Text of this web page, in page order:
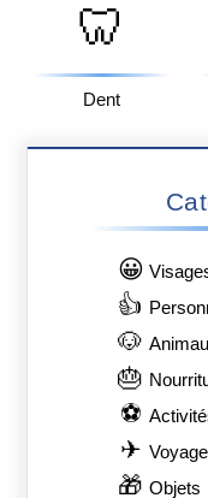
🦷
Dent
😀
👍
🐶
🎂
⚽
✈
🎁 Objets